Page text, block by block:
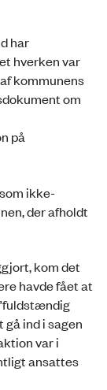
har
hverken var
kommunens
om
på
ikke-
der afholdt
kom det
havde fået at
ind i sagen
var i
ansattes